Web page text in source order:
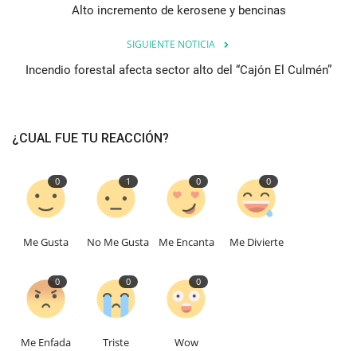
Alto incremento de kerosene y bencinas
SIGUIENTE NOTICIA
Incendio forestal afecta sector alto del “Cajón El Culmén”
¿CUAL FUE TU REACCIÓN?
0
Me Gusta
1
No Me Gusta
0
Me Encanta
0
Me Divierte
0
Me Enfada
0
Triste
0
Wow